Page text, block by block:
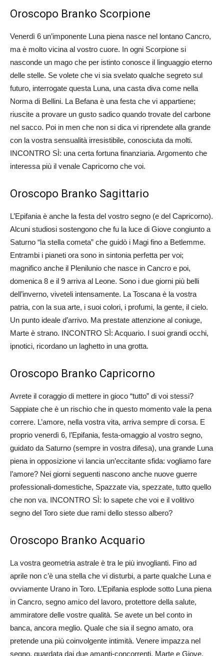
Oroscopo Branko Scorpione
Venerdì 6 un’imponente Luna piena nasce nel lontano Cancro,
ma è molto vicina al vostro cuore. In ogni Scorpione si
nasconde un mago che per istinto conosce il linguaggio eterno
delle stelle. Se volete che vi sia svelato qualche segreto sul
futuro, interrogate questa Luna, una casta diva come nella
Norma di Bellini. La Befana è una festa che vi appartiene;
riuscite a provare un gusto sadico quando trovate del carbone
nel sacco. Poi in men che non si dica vi riprendete alla grande
con la vostra sensualità irresistibile, conosciuta da molti.
INCONTRO SÌ: una certa fortuna finanziaria. Argomento che
interessa più il venale Capricorno che voi.
Oroscopo Branko Sagittario
L’Epifania è anche la festa del vostro segno (e del Capricorno).
Alcuni studiosi sostengono che fu la luce di Giove congiunto a
Saturno “la stella cometa” che guidò i Magi fino a Betlemme.
Entrambi i pianeti ora sono in sintonia perfetta per voi;
magnifico anche il Plenilunio che nasce in Cancro e poi,
domenica 8 e il 9 arriva al Leone. Sono i due giorni più belli
dell’inverno, viveteli intensamente. La Toscana è la vostra
patria, con la sua arte, i suoi colori, i profumi, la gente, il cielo.
Un punto ideale d’arrivo. Ma prestate attenzione al coniuge,
Marte è strano. INCONTRO SÌ: Acquario. I suoi grandi occhi,
ipnotici, ricordano un laghetto in una grotta.
Oroscopo Branko Capricorno
Avrete il coraggio di mettere in gioco “tutto” di voi stessi?
Sappiate che è un rischio che in questo momento vale la pena
correre. L’amore, nella vostra vita, arriva sempre di corsa. E
proprio venerdì 6, l’Epifania, festa-omaggio al vostro segno,
guidato da Saturno (sempre in vostra difesa), una grande Luna
piena in opposizione vi lancia un’eccitante sfida: vogliamo fare
l’amore? Nei giorni seguenti nascono anche nuove guerre
professionali-domestiche, Spazzate via, spezzate, tutto quello
che non va. INCONTRO SÌ: lo sapete che voi e il volitivo
segno del Toro siete due rami dello stesso albero?
Oroscopo Branko Acquario
La vostra geometria astrale è tra le più invoglianti. Fino ad
aprile non c’è una stella che vi disturbi, a parte qualche Luna e
ovviamente Urano in Toro. L’Epifania esplode sotto Luna piena
in Cancro, segno amico del lavoro, protettore della salute,
ammiratore delle vostre qualità. Se avete un bel conto in
banca, ancora meglio. Quale che sia il segno amato, ora
pretende una più coinvolgente intimità. Venere impazza nel
segno, guardata dai due amanti-concorrenti, Marte e Giove.